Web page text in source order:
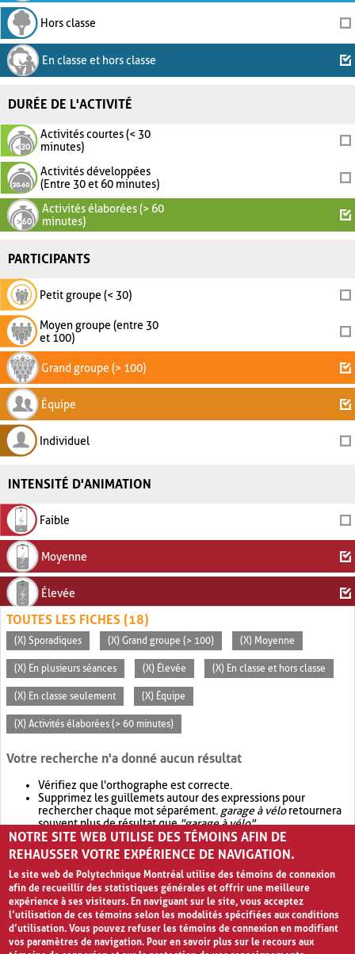
Hors classe
En classe et hors classe
DURÉE DE L'ACTIVITÉ
Activités courtes (< 30
minutes)
Activités développées
(Entre 30 et 60 minutes)
Activités élaborées (> 60
minutes)
PARTICIPANTS
Petit groupe (< 30)
Moyen groupe (entre 30
et 100)
Grand groupe (> 100)
Équipe
Individuel
INTENSITÉ D'ANIMATION
Faible
Moyenne
Élevée
TOUTES LES FICHES (18)
(X) Sporadiques (X) Grand groupe (> 100) (X) Moyenne
(X) En plusieurs séances (X) Élevée (X) En classe et hors classe
(X) En classe seulement (X) Équipe
(X) Activités élaborées (> 60 minutes)
Votre recherche n'a donné aucun résultat
Vérifiez que l'orthographe est correcte.
Supprimez les guillemets autour des expressions pour
rechercher chaque mot séparément. garage à véloretournera
souvent plus de résultat que"garage à vélo".
Envisagez d'élargir votre recherche avec OR.garage OR vélo
retournera souvent plus de résultat quegarage à vélo
NOTRE SITE WEB UTILISE DES TÉMOINS AFIN DE
REHAUSSER VOTRE EXPÉRIENCE DE NAVIGATION.
Le site web de Polytechnique Montréal utilise des témoins de connexion
afin de recueillir des statistiques générales et offrir une meilleure
expérience à ses visiteurs. En naviguant sur le site, vous acceptez
l’utilisation de ces témoins selon les modalités spécifiées aux conditions
d’utilisation. Vous pouvez refuser les témoins de connexion en modifiant
vos paramètres de navigation. Pour en savoir plus sur le recours aux